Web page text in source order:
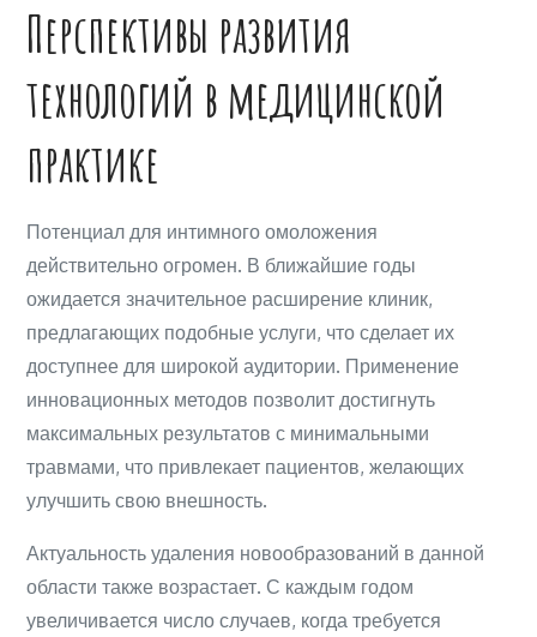
Перспективы развития
технологий в медицинской
практике
Потенциал для интимного омоложения
действительно огромен. В ближайшие годы
ожидается значительное расширение клиник,
предлагающих подобные услуги, что сделает их
доступнее для широкой аудитории. Применение
инновационных методов позволит достигнуть
максимальных результатов с минимальными
травмами, что привлекает пациентов, желающих
улучшить свою внешность.
Актуальность удаления новообразований в данной
области также возрастает. С каждым годом
увеличивается число случаев, когда требуется